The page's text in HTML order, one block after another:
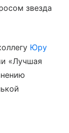
звезда
Юру
«Лучшая